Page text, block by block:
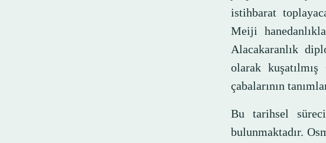
istihbarat
Meiji
Alacakaranlık
olarak
çabalarının
Bu tarihsel
bulunmaktadır.